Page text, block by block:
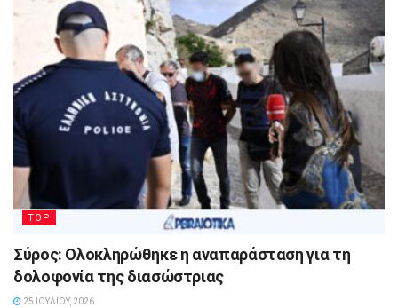
TOP
Σύρος: Ολοκληρώθηκε η αναπαράσταση για τη
δολοφονία της διασώστριας
25 ΙΟΥΛΊΟΥ, 2026